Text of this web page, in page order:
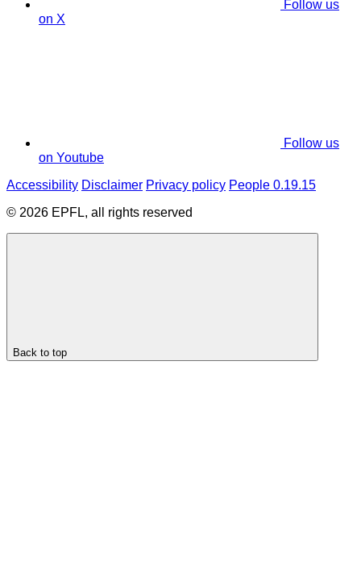
Follow us
on X
Follow us
on Youtube
Accessibility Disclaimer Privacy policy People 0.19.15
© 2026 EPFL, all rights reserved
Back to top